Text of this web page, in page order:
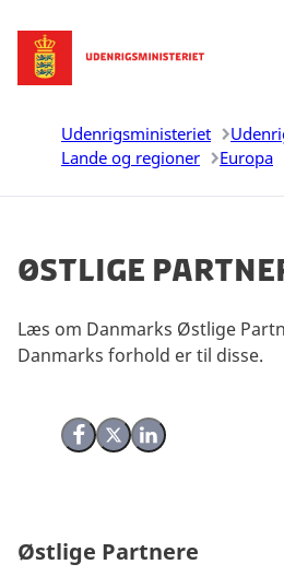
Gå til forsiden
Udenrigsministeriet
Lande og regioner
Europa
Østlige
Del på Facebook
Del på X (Twitter)
Del på LinkedIn
Læs om Danmarks Østlige
Danmarks forhold er til disse.
Østlige Partnere